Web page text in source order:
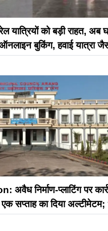
को बड़ी राहत, अब
बुकिंग, हवाई यात्रा
निर्माण-प्लाटिंग पर
एक सप्ताह का दिया अल्टीमेटम;